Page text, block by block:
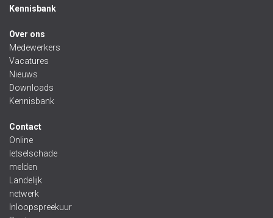
Kennisbank
Over ons
Medewerkers
Vacatures
Nieuws
Downloads
Kennisbank
Contact
Online
letselschade
melden
Landelijk
netwerk
Inloopspreekuur